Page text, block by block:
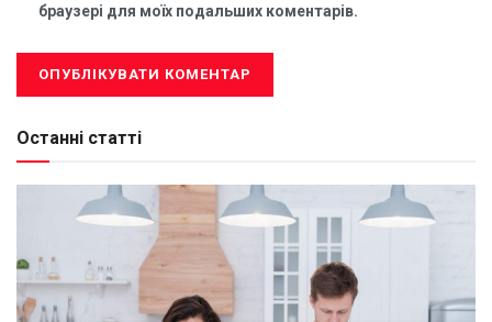
браузері для моїх подальших коментарів.
Останні статті